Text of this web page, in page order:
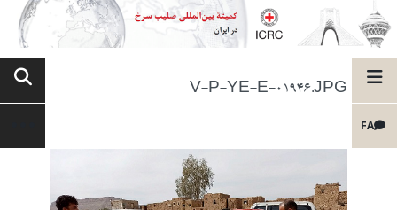
FA
V-P-YE-E-01946.JPG